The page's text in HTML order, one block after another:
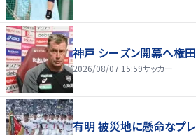
神戸 シーズン開幕へ権
2026/08/07 15:59サッカー
有明 被災地に懸命なプ